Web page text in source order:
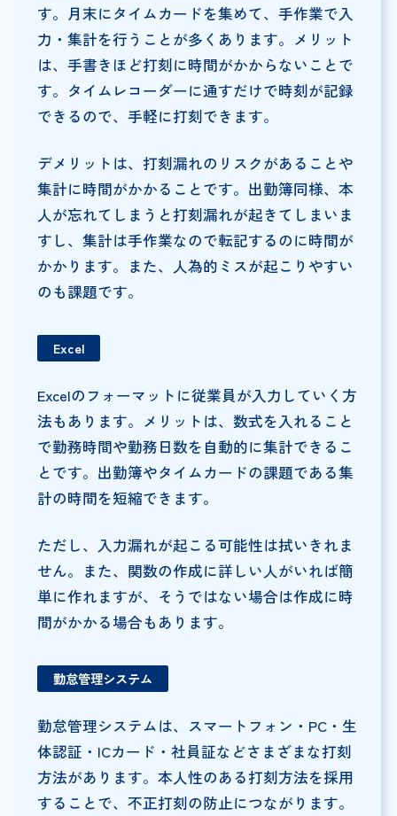
す。月末にタイムカードを集めて、手作業で入
力・集計を行うことが多くあります。メリット
は、手書きほど打刻に時間がかからないことで
す。タイムレコーダーに通すだけで時刻が記録
できるので、手軽に打刻できます。
デメリットは、打刻漏れのリスクがあることや
集計に時間がかかることです。出勤簿同様、本
人が忘れてしまうと打刻漏れが起きてしまいま
すし、集計は手作業なので転記するのに時間が
かかります。また、人為的ミスが起こりやすい
のも課題です。
Excel
Excelのフォーマットに従業員が入力していく方
法もあります。メリットは、数式を入れること
で勤務時間や勤務日数を自動的に集計できるこ
とです。出勤簿やタイムカードの課題である集
計の時間を短縮できます。
ただし、入力漏れが起こる可能性は拭いきれま
せん。また、関数の作成に詳しい人がいれば簡
単に作れますが、そうではない場合は作成に時
間がかかる場合もあります。
勤怠管理システム
勤怠管理システムは、スマートフォン・PC・生
体認証・ICカード・社員証などさまざまな打刻
方法があります。本人性のある打刻方法を採用
することで、不正打刻の防止につながります。